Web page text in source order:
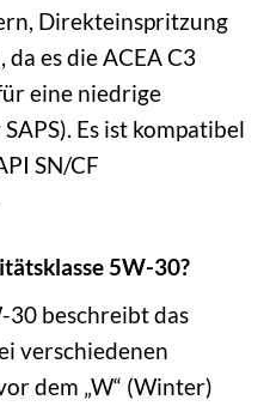
Direkteinspritzung
es die ACEA C3
eine niedrige
Es ist kompatibel
SN/CF
5W-30?
30 beschreibt das
verschiedenen
dem „W“ (Winter)